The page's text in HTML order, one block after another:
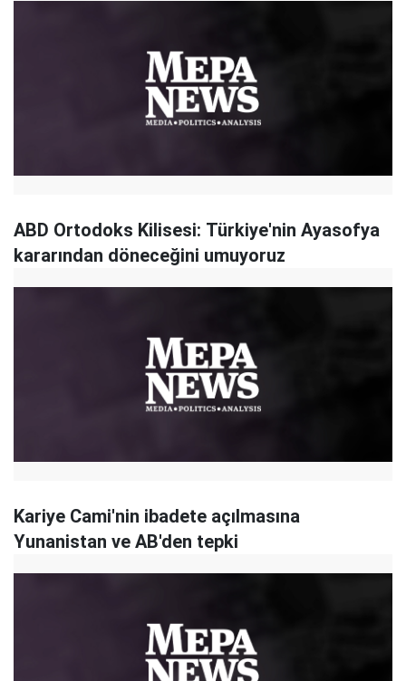
ABD Ortodoks Kilisesi: Türkiye'nin Ayasofya
kararından döneceğini umuyoruz
Kariye Cami'nin ibadete açılmasına
Yunanistan ve AB'den tepki